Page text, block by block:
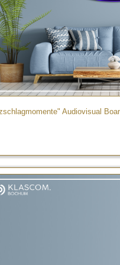
Audiovisual